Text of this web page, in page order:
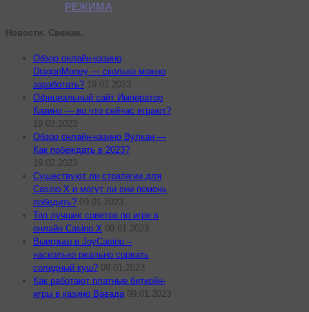
РЕЖИМА
Новости. Свежак.
Обзор онлайн-казино
DragonMoney — сколько можно
заработать? 19.02.2023
Официальный сайт Император
Казино — во что сейчас играют?
19.02.2023
Обзор онлайн-казино Вулкан —
Как побеждать в 2023?
19.02.2023
Существуют ли стратегии для
Casino X и могут ли они помочь
победить? 09.01.2023
Топ лучших советов по игре в
онлайн Casino X 09.01.2023
Выигрыш в JoyCasino –
насколько реально сорвать
солидный куш? 09.01.2023
Как работают платные биткойн-
игры в казино Вавада 09.01.2023